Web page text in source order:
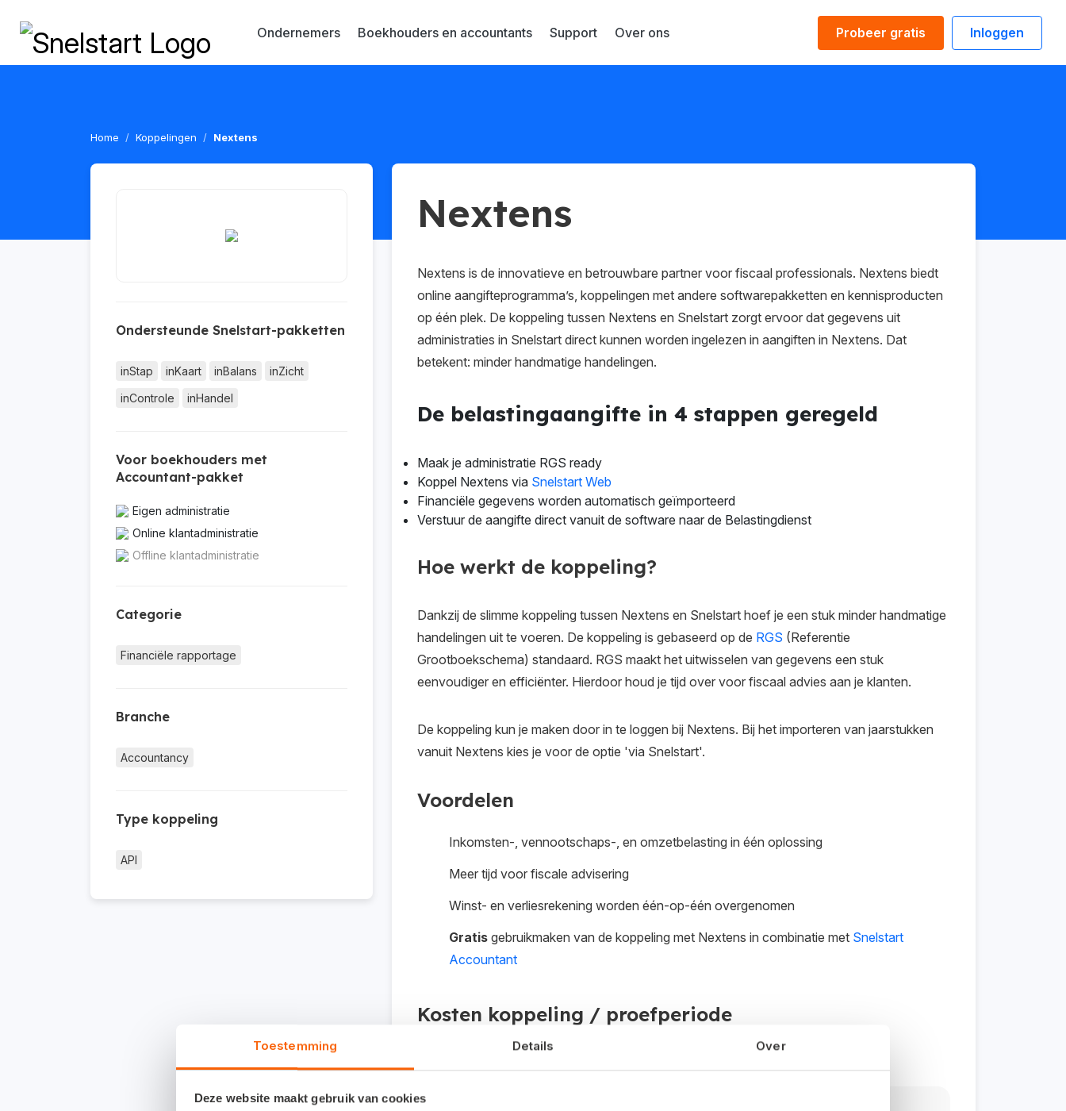
Toestemming Details Over
Deze website maakt gebruik van cookies
Probeer gratis Inloggen
Ondernemers Boekhouders en accountants Support Over ons
Home Koppelingen Nextens
Ondersteunde Snelstart-pakketten
inStap inKaart inBalans
inZicht
inControle
inHandel
Voor boekhouders met
Accountant-pakket
Eigen administratie
Online klantadministratie
Offline klantadministratie
Categorie
Financiële rapportage
Branche
Accountancy
Type koppeling
API
Nextens
Nextens is de innovatieve en betrouwbare partner voor fiscaal professionals. Nextens biedt
online aangifteprogramma’s, koppelingen met andere softwarepakketten en kennisproducten
op één plek. De koppeling tussen Nextens en Snelstart zorgt ervoor dat gegevens uit
administraties in Snelstart direct kunnen worden ingelezen in aangiften in Nextens. Dat
betekent: minder handmatige handelingen.
De belastingaangifte in 4 stappen geregeld
Maak je administratie RGS ready
Koppel Nextens via Snelstart Web
Financiële gegevens worden automatisch geïmporteerd
Verstuur de aangifte direct vanuit de software naar de Belastingdienst
Hoe werkt de koppeling?
Dankzij de slimme koppeling tussen Nextens en Snelstart hoef je een stuk minder handmatige
handelingen uit te voeren. De koppeling is gebaseerd op de RGS (Referentie
Grootboekschema) standaard. RGS maakt het uitwisselen van gegevens een stuk
eenvoudiger en efficiënter. Hierdoor houd je tijd over voor fiscaal advies aan je klanten.
De koppeling kun je maken door in te loggen bij Nextens. Bij het importeren van jaarstukken
vanuit Nextens kies je voor de optie 'via Snelstart'.
Voordelen
Inkomsten-, vennootschaps-, en omzetbelasting in één oplossing
Meer tijd voor fiscale advisering
Winst- en verliesrekening worden één-op-één overgenomen
Gratis gebruikmaken van de koppeling met Nextens in combinatie met Snelstart
Accountant
Kosten koppeling / proefperiode
De koppeling is gratis beschikbaar voor online administraties in Snelstart.